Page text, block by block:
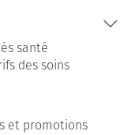
santé
des soins
et promotions